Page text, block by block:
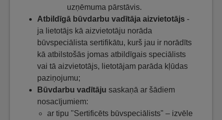
uzņēmuma pārstāvis.
Atbildīgā būvdarbu vadītāja aizvietotājs -
ja lietotājs kā aizvietotāju norāda
būvspeciālista sertifikātu, kurš jau ir norādīts
kā atbilstošās jomas atbildīgais speciālists
vai tā aizvietotājs, lietotājam parāda kļūdas
paziņojumu;
Būvdarbu vadītāju saskaņā ar šādiem
nosacījumiem:
ar tipu "Sertificēts būvspeciālists" – izvēle